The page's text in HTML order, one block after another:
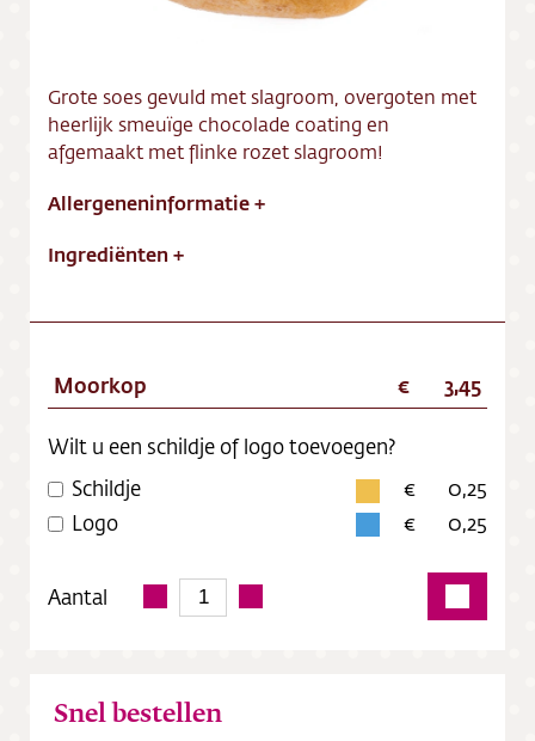
Grote soes gevuld met slagroom, overgoten met
heerlijk smeuïge chocolade coating en
afgemaakt met flinke rozet slagroom!
Allergeneninformatie+
Ingrediënten +
Moorkop 3,45
Wilt u een schildje of logo toevoegen?
Schildje
0,25
Logo
0,25
Aantal
Snel bestellen